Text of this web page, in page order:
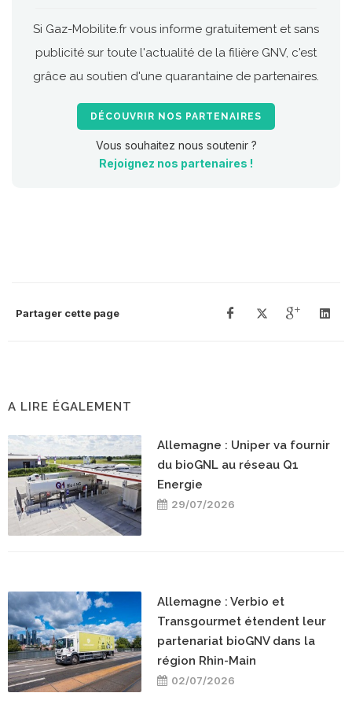
Si Gaz-Mobilite.fr vous informe gratuitement et sans
publicité sur toute l'actualité de la filière GNV, c'est
grâce au soutien d'une quarantaine de partenaires.
DÉCOUVRIR NOS PARTENAIRES
Vous souhaitez nous soutenir ?
Rejoignez nos partenaires !
Partager cette page
A LIRE ÉGALEMENT
Allemagne : Uniper va fournir
du bioGNL au réseau Q1
Energie
29/07/2026
Allemagne : Verbio et
Transgourmet étendent leur
partenariat bioGNV dans la
région Rhin-Main
02/07/2026